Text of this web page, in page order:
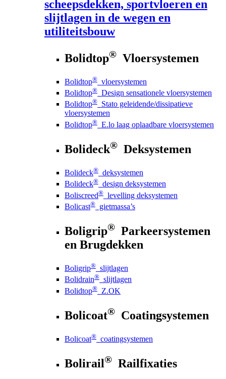
scheepsdekken, sportvloeren en
slijtlagen in de wegen en
utiliteitsbouw
Bolidtop® Vloersystemen
Bolidtop® vloersystemen
Bolidtop® Design sensationele vloersystemen
Bolidtop® Stato geleidende/dissipatieve
vloersystemen
Bolidtop® E.lo laag oplaadbare vloersystemen
Bolideck® Deksystemen
Bolideck® deksystemen
Bolideck® design deksystemen
Boliscreed® levelling deksystemen
Bolicast® gietmassa’s
Boligrip® Parkeersystemen
en Brugdekken
Boligrip® slijtlagen
Bolidrain® slijtlagen
Bolidtop® Z.OK
Bolicoat® Coatingsystemen
Bolicoat® coatingsystemen
Bolirail® Railfixaties